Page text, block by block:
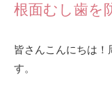
根面むし歯を
皆さんこんにちは
す。